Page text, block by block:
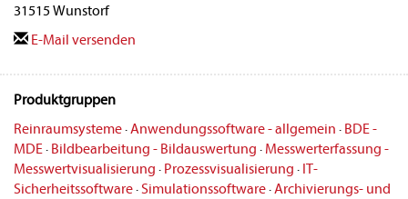
31515 Wunstorf
E-Mail versenden
Produktgruppen
Reinraumsysteme·Anwendungssoftware - allgemein · BDE -
MDE · Bildbearbeitung - Bildauswertung · Messwerterfassung -
Messwertvisualisierung · Prozessvisualisierung · IT-
Sicherheitssoftware· Simulationssoftware·Archivierungs- und